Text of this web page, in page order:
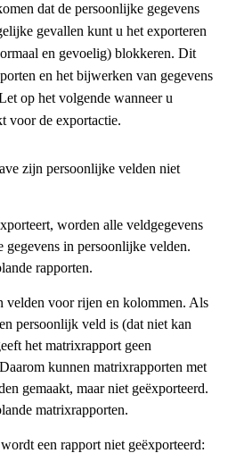
dat de persoonlijke gegevens
gevallen kunt u het exporteren
en gevoelig) blokkeren. Dit
en het bijwerken van gegevens
op het volgende wanneer u
voor de exportactie.
zijn persoonlijke velden niet
worden alle veldgegevens
gegevens in persoonlijke velden.
rapporten.
velden voor rijen en kolommen. Als
persoonlijk veld is (dat niet kan
het matrixrapport geen
kunnen matrixrapporten met
gemaakt, maar niet geëxporteerd.
matrixrapporten.
een rapport niet geëxporteerd: